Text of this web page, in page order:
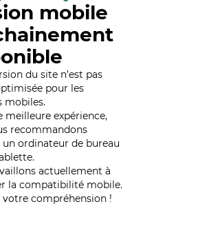
mobile
du site n’est pas
pour les
mobiles.
meilleure expérience,
recommandons
ordinateur de bureau
actuellement à
la compatibilité mobile.
votre compréhension !